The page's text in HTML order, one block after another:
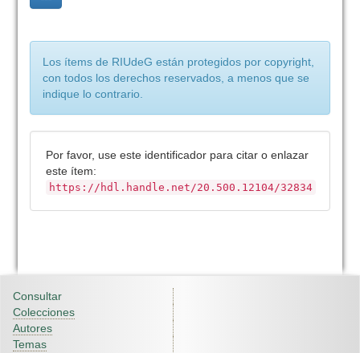
Los ítems de RIUdeG están protegidos por copyright,
con todos los derechos reservados, a menos que se
indique lo contrario.
Por favor, use este identificador para citar o enlazar
este ítem:
https://hdl.handle.net/20.500.12104/32834
Consultar
Colecciones
Autores
Temas